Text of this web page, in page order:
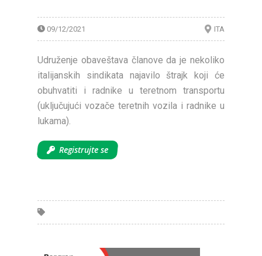
09/12/2021 ITA
Udruženje obaveštava članove da je nekoliko
italijanskih sindikata najavilo štrajk koji će
obuhvatiti i radnike u teretnom transportu
(uključujući vozače teretnih vozila i radnike u
lukama).
Registrujte se